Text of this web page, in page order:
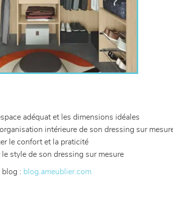
adéquat et les dimensions idéales
intérieure de son dressing sur
le confort et la praticité
le style de son dressing sur mesure
blog : blog.ameublier.com